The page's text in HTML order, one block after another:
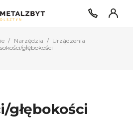
Narzędzia
Urządzenia
głębokości
głębokości